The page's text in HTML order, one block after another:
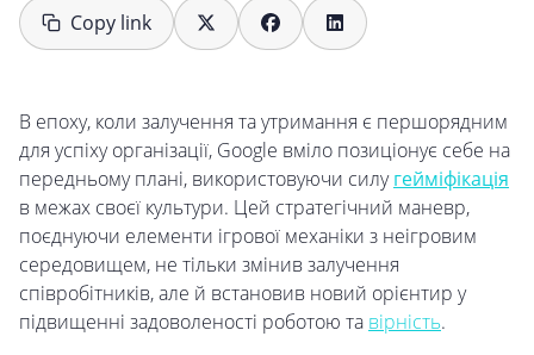
Copy link
В епоху, коли залучення та утримання є першорядним
для успіху організації, Google вміло позиціонує себе на
передньому плані, використовуючи силугейміфікація
в межах своєї культури. Цей стратегічний маневр,
поєднуючи елементи ігрової механіки з неігровим
середовищем, не тільки змінив залучення
співробітників, але й встановив новий орієнтир у
підвищенні задоволеності роботою та вірність.